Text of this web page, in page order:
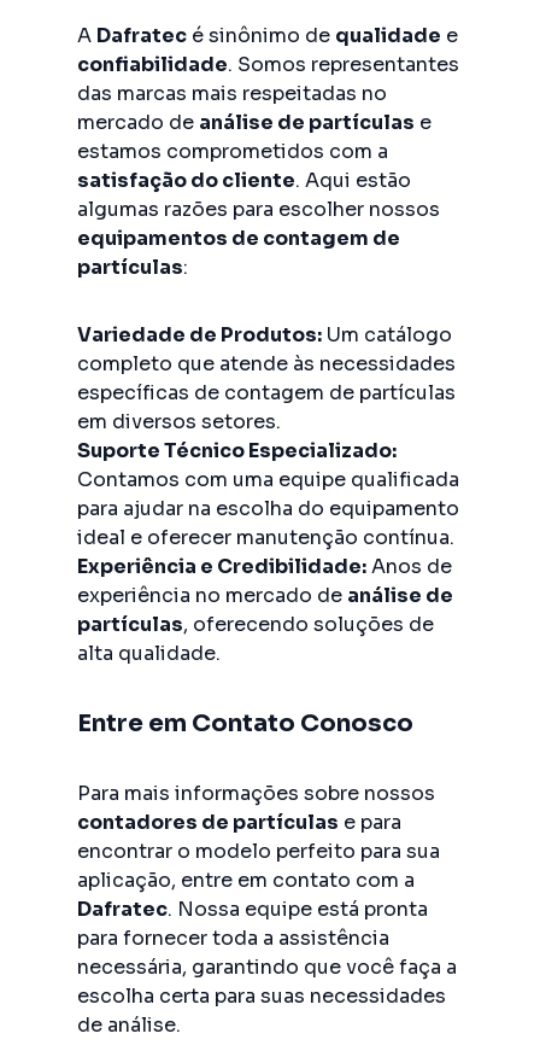
A Dafratec é sinônimo de qualidade e
confiabilidade. Somos representantes
das marcas mais respeitadas no
mercado de análise de partículas e
estamos comprometidos com a
satisfação do cliente. Aqui estão
algumas razões para escolher nossos
equipamentos de contagem de
partículas:
Variedade de Produtos: Um catálogo
completo que atende às necessidades
específicas de contagem de partículas
em diversos setores.
Suporte Técnico Especializado:
Contamos com uma equipe qualificada
para ajudar na escolha do equipamento
ideal e oferecer manutenção contínua.
Experiência e Credibilidade:Anos de
experiência no mercado de análise de
partículas, oferecendo soluções de
alta qualidade.
Entre em Contato Conosco
Para mais informações sobre nossos
contadores de partículas e para
encontrar o modelo perfeito para sua
aplicação, entre em contato com a
Dafratec. Nossa equipe está pronta
para fornecer toda a assistência
necessária, garantindo que você faça a
escolha certa para suas necessidades
de análise.